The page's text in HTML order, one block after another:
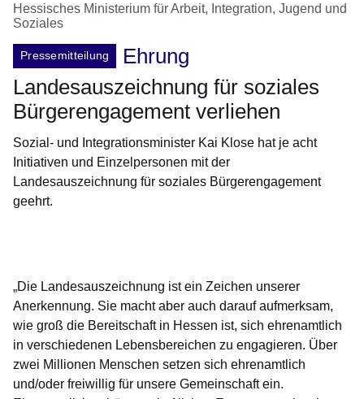
Hessisches Ministerium für Arbeit, Integration, Jugend und
Soziales
Pressemitteilung
Ehrung
Landesauszeichnung für soziales
Bürgerengagement verliehen
Sozial- und Integrationsminister Kai Klose hat je acht
Initiativen und Einzelpersonen mit der
Landesauszeichnung für soziales Bürgerengagement
geehrt.
„Die Landesauszeichnung ist ein Zeichen unserer
Anerkennung. Sie macht aber auch darauf aufmerksam,
wie groß die Bereitschaft in Hessen ist, sich ehrenamtlich
in verschiedenen Lebensbereichen zu engagieren. Über
zwei Millionen Menschen setzen sich ehrenamtlich
und/oder freiwillig für unsere Gemeinschaft ein.